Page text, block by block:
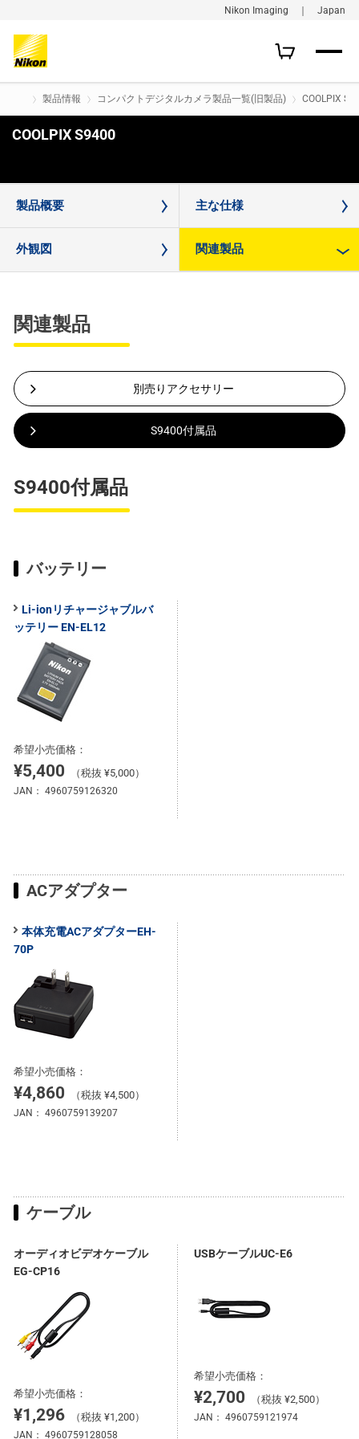
Nikon Imaging ｜ Japan
製品情報 コンパクトデジタルカメラ製品一覧(旧製品) COOLPIX
COOLPIX S9400
製品概要 主な仕様
外観図 関連製品
関連製品
別売りアクセサリー
S9400付属品
S9400付属品
バッテリー
Li-ionリチャージャブルバ
ッテリー EN-EL12
希望小売価格：
¥5,400 （税抜 ¥5,000）
JAN： 4960759126320
ACアダプター
本体充電ACアダプターEH-
70P
希望小売価格：
¥4,860 （税抜 ¥4,500）
JAN： 4960759139207
ケーブル
オーディオビデオケーブル
EG-CP16
希望小売価格：
¥1,296 （税抜 ¥1,200）
JAN： 4960759128058
USBケーブルUC-E6
希望小売価格：
¥2,700 （税抜 ¥2,500）
JAN： 4960759121974